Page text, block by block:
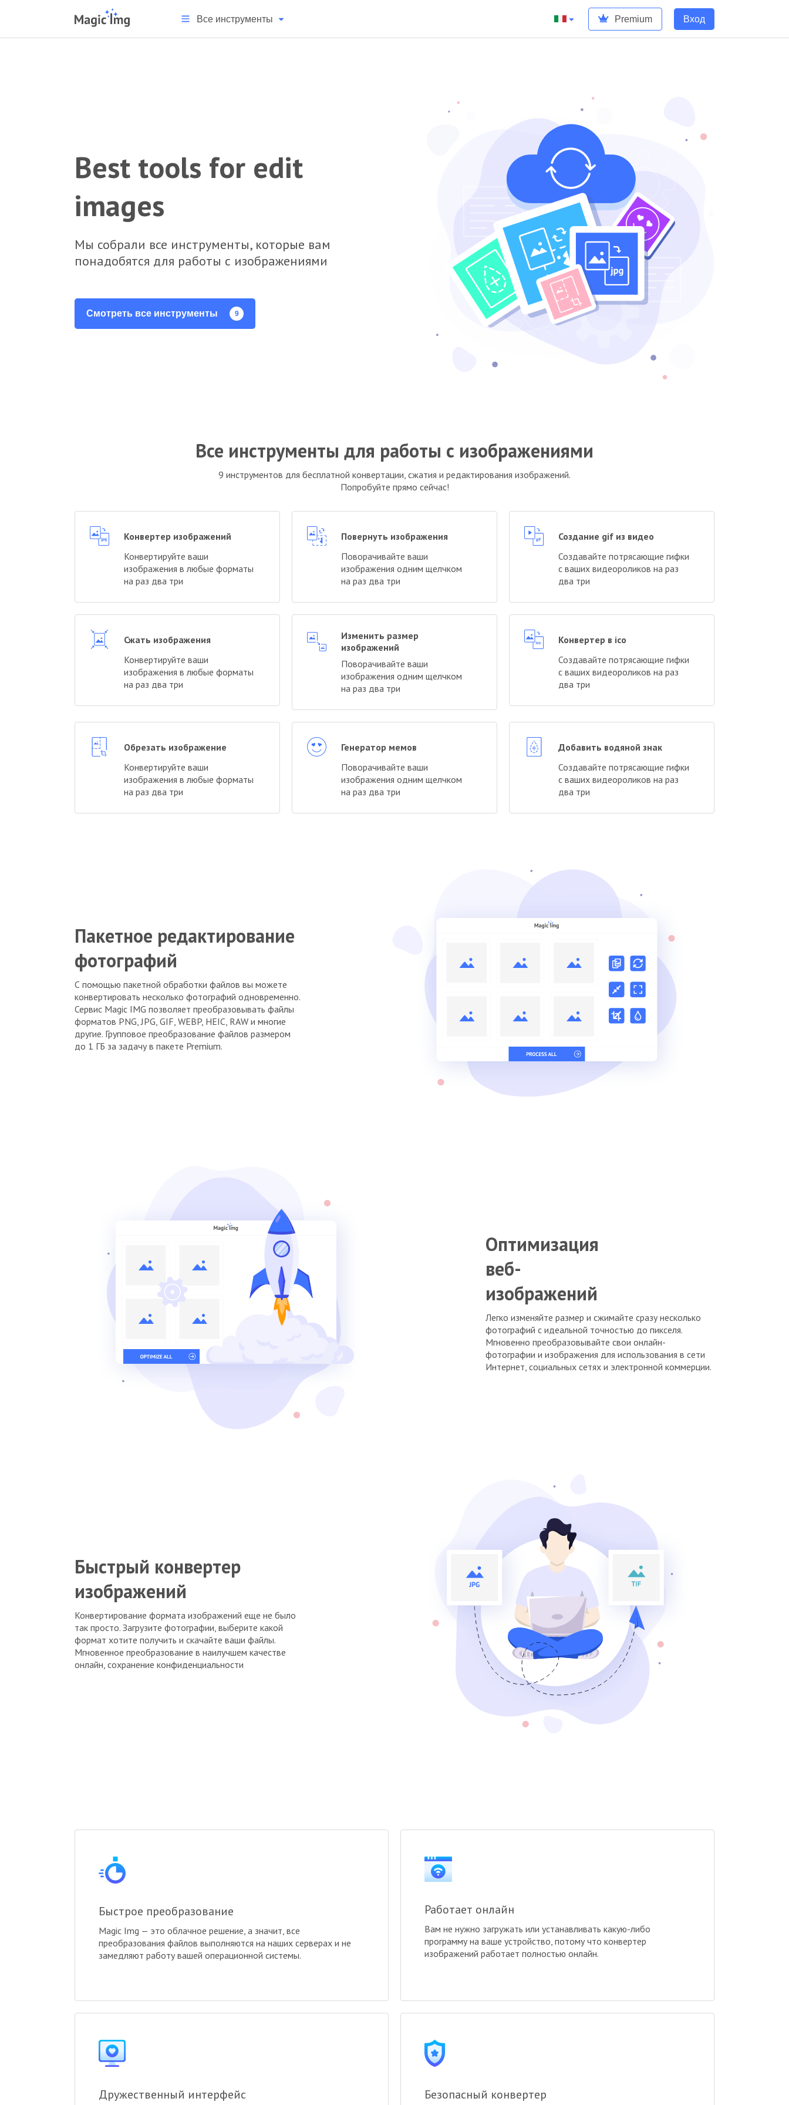
Все инструменты Premium Вход
Best tools for edit
images
Мы собрали все инструменты, которые вам
понадобятся для работы с изображениями
Смотреть все инструменты 9
Все инструменты для работы с изображениями
9 инструментов для бесплатной конвертации, сжатия и редактирования изображений.
Попробуйте прямо сейчас!
Конвертер изображений
Конвертируйте ваши
изображения в любые форматы
на раз два три
Повернуть изображения
Поворачивайте ваши
изображения одним щелчком
на раз два три
Создание gif из видео
Создавайте потрясающие гифки
с ваших видеороликов на раз
два три
Сжать изображения
Конвертируйте ваши
изображения в любые форматы
на раз два три
Изменить размер
изображений
Поворачивайте ваши
изображения одним щелчком
на раз два три
Конвертер в ico
Создавайте потрясающие гифки
с ваших видеороликов на раз
два три
Обрезать изображение
Конвертируйте ваши
изображения в любые форматы
на раз два три
Генератор мемов
Поворачивайте ваши
изображения одним щелчком
на раз два три
Добавить водяной знак
Создавайте потрясающие гифки
с ваших видеороликов на раз
два три
Пакетное редактирование
фотографий
С помощью пакетной обработки файлов вы можете
конвертировать несколько фотографий одновременно.
Сервис Magic IMG позволяет преобразовывать файлы
форматов PNG, JPG, GIF, WEBP, HEIC, RAW и многие
другие. Групповое преобразование файлов размером
до 1 ГБ за задачу в пакете Premium.
Оптимизация
веб-
изображений
Легко изменяйте размер и сжимайте сразу несколько
фотографий с идеальной точностью до пикселя.
Мгновенно преобразовывайте свои онлайн-
фотографии и изображения для использования в сети
Интернет, социальных сетях и электронной коммерции.
Быстрый конвертер
изображений
Конвертирование формата изображений еще не было
так просто. Загрузите фотографии, выберите какой
формат хотите получить и скачайте ваши файлы.
Мгновенное преобразование в наилучшем качестве
онлайн, сохранение конфиденциальности
Быстрое преобразование
Magic Img — это облачное решение, а значит, все
преобразования файлов выполняются на наших серверах и не
замедляют работу вашей операционной системы.
Работает онлайн
Вам не нужно загружать или устанавливать какую-либо
программу на ваше устройство, потому что конвертер
изображений работает полностью онлайн.
Дружественный интерфейс Безопасный конвертер